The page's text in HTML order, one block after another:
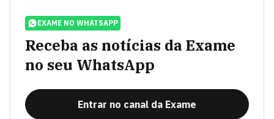
EXAME NO WHATSAPP
Receba as notícias da Exame
no seu WhatsApp
Entrar no canal da Exame